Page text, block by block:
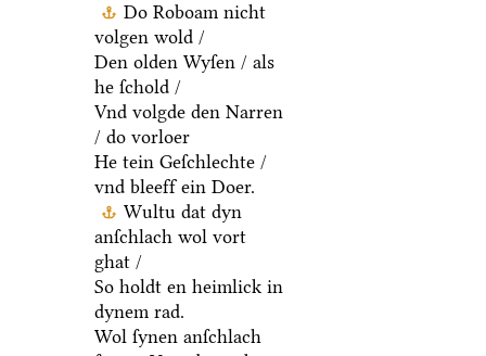
Do Roboam nicht
volgen wold /
Den olden Wyſen / als
he ſchold /
Vnd volgde den Narren
/ do vorloer
He tein Geſchlechte /
vnd bleeff ein Doer.
Wultu dat dyn
anſchlach wol vort
ghat /
So holdt en heimlick in
dynem rad.
Wol ſynen anſchlach